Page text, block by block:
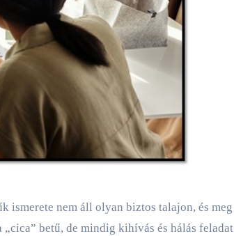
ismerete nem áll olyan biztos talajon, és meg
betű, de mindig kihívás és hálás feladat